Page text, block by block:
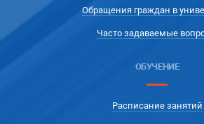
Обращения граждан в
Часто задаваемые
ОБУЧЕНИЕ
Расписание занятий